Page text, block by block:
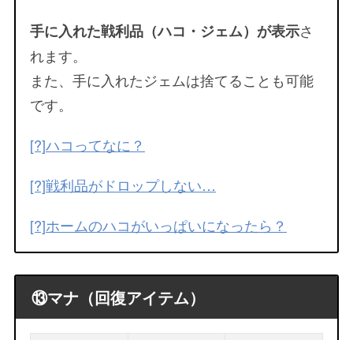
手に入れた戦利品（ハコ・ジェム）が表示さ
れます。
また、手に入れたジェムは捨てることも可能
です。
[?]ハコってなに？
[?]戦利品がドロップしない…
[?]ホームのハコがいっぱいになったら？
⑬マナ（回復アイテム）